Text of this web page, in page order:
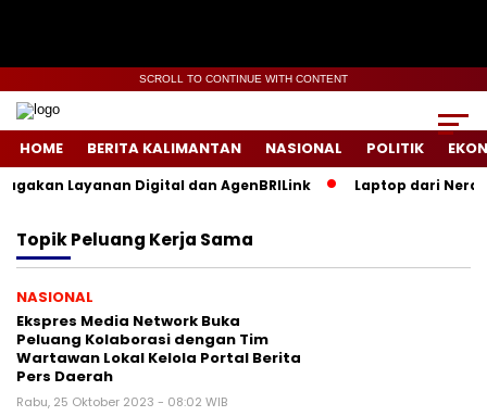
SCROLL TO CONTINUE WITH CONTENT
HOME BERITA KALIMANTAN NASIONAL POLITIK
Layanan Digital dan AgenBRILink Laptop dari
TopikPeluang Kerja Sama
NASIONAL
Ekspres Media Network Buka
Peluang Kolaborasi dengan Tim
Wartawan Lokal Kelola Portal Berita
Pers Daerah
Rabu, 25 Oktober 2023 - 08:02 WIB